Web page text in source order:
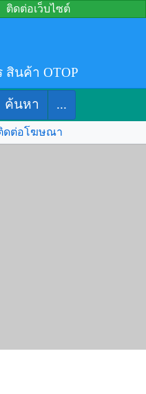
ติดต่อเว็บไซต์
นค้า OTOP
ค้นหา ...
ดต่อโฆษณา